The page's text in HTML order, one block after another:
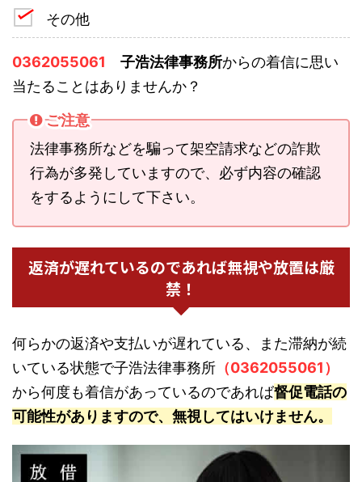
その他
0362055061 子浩法律事務所からの着信に思い
当たることはありませんか？
ご注意
法律事務所などを騙って架空請求などの詐欺
行為が多発していますので、必ず内容の確認
をするようにして下さい。
返済が遅れているのであれば無視や放置は厳
禁！
何らかの返済や支払いが遅れている、また滞納が続
いている状態で子浩法律事務所 （0362055061）
から何度も着信があっているのであれば督促電話の
可能性がありますので、無視してはいけません。